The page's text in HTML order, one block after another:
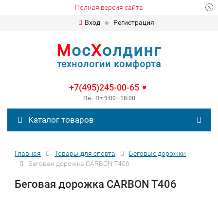
Полная версия сайта
Вход
Регистрация
МосХолдинг
технологии комфорта
+7(495)245-00-65
Пн—Пт 9:00—18:00
Каталог товаров
Главная Товары для спорта
Беговые дорожки
Беговая дорожка CARBON T406
Беговая дорожка CARBON T406